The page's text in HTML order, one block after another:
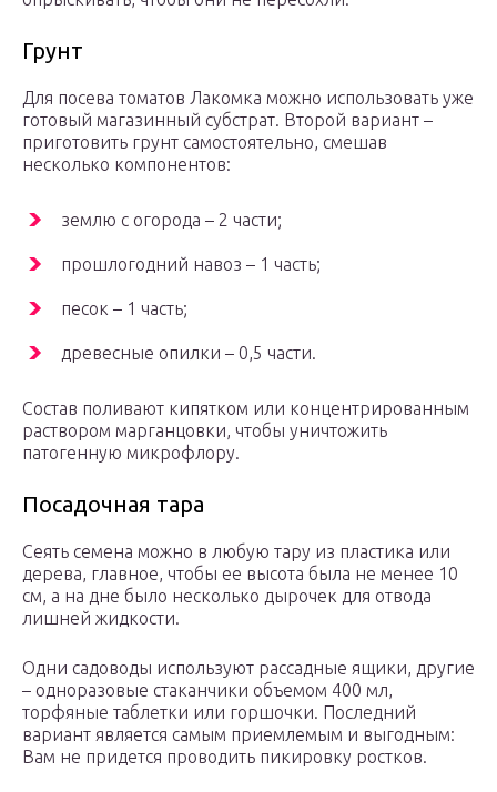
Грунт
Для посева томатов Лакомка можно использовать уже
готовый магазинный субстрат. Второй вариант –
приготовить грунт самостоятельно, смешав
несколько компонентов:
землю с огорода – 2 части;
прошлогодний навоз – 1 часть;
песок – 1 часть;
древесные опилки – 0,5 части.
Состав поливают кипятком или концентрированным
раствором марганцовки, чтобы уничтожить
патогенную микрофлору.
Посадочная тара
Сеять семена можно в любую тару из пластика или
дерева, главное, чтобы ее высота была не менее 10
см, а на дне было несколько дырочек для отвода
лишней жидкости.
Одни садоводы используют рассадные ящики, другие
– одноразовые стаканчики объемом 400 мл,
торфяные таблетки или горшочки. Последний
вариант является самым приемлемым и выгодным:
Вам не придется проводить пикировку ростков.